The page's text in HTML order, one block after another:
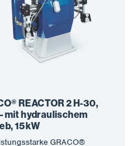
REACTOR 2 H-30,
mit hydraulischem
15kW
GRACO®